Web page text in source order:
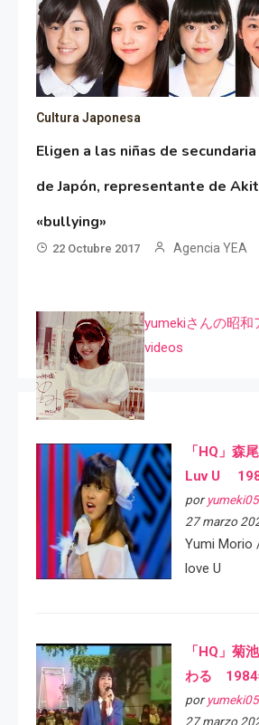
Cultura Japonesa
Eligen a las niñas de
de Japón, representante de
«bullying»
22 Octubre 2017 Agencia YEA
yumekiさんの昭
videos
「HQ」森
Luv U
por
27 marzo
Yumi Morio
love U
「HQ」菊
わる 1984
por
27 marzo